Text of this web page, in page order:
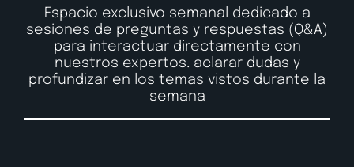
Espacio exclusivo semanal dedicado a
sesiones de preguntas y respuestas (Q&A)
para interactuar directamente con
nuestros expertos. aclarar dudas y
profundizar en los temas vistos durante la
semana